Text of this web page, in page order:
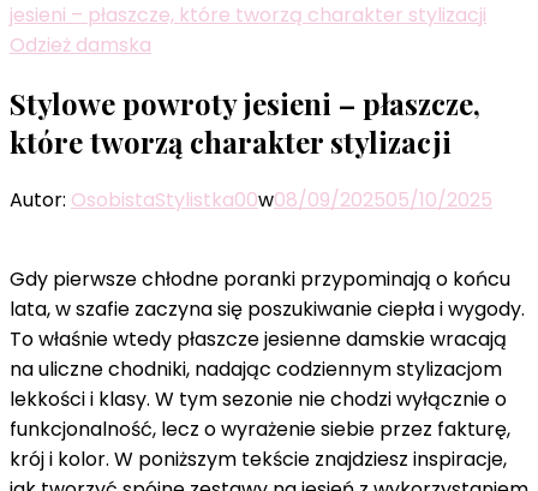
jesieni – płaszcze, które tworzą charakter stylizacji
Odzież damska
Stylowe powroty jesieni – płaszcze,
które tworzą charakter stylizacji
Autor: OsobistaStylistka00w08/09/202505/10/2025
Gdy pierwsze chłodne poranki przypominają o końcu
lata, w szafie zaczyna się poszukiwanie ciepła i wygody.
To właśnie wtedy płaszcze jesienne damskie wracają
na uliczne chodniki, nadając codziennym stylizacjom
lekkości i klasy. W tym sezonie nie chodzi wyłącznie o
funkcjonalność, lecz o wyrażenie siebie przez fakturę,
krój i kolor. W poniższym tekście znajdziesz inspiracje,